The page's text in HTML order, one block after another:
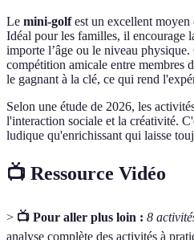
Le mini-golfest un excellent moyen
Idéal pour les familles, il encourage
importe l’âge ou le niveau
compétition amicale entre membres
le gagnant à la clé, ce qui rend
Selon une étude de 2026, les
l'interaction sociale et la créativité.
ludique qu'enrichissant qui laisse
📺 Ressource Vidéo
> 📺 Pour aller plus loin : 8
analyse complète des activités à